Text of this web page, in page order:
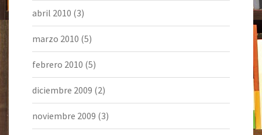
abril 2010 (3)
marzo 2010 (5)
febrero 2010 (5)
diciembre 2009 (2)
noviembre 2009 (3)